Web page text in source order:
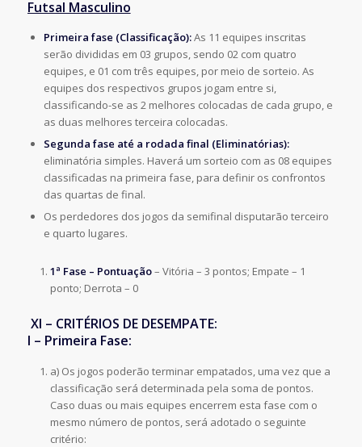
Futsal Masculino
Primeira fase (Classificação):As 11 equipes inscritas
serão divididas em 03 grupos, sendo 02 com quatro
equipes, e 01 com três equipes, por meio de sorteio. As
equipes dos respectivos grupos jogam entre si,
classificando-se as 2 melhores colocadas de cada grupo, e
as duas melhores terceira colocadas.
Segunda fase até a rodada final (Eliminatórias):
eliminatória simples. Haverá um sorteio com as 08 equipes
classificadas na primeira fase, para definir os confrontos
das quartas de final.
Os perdedores dos jogos da semifinal disputarão terceiro
e quarto lugares.
1ª Fase – Pontuação– Vitória – 3 pontos; Empate – 1
ponto; Derrota – 0
XI – CRITÉRIOS DE DESEMPATE:
I – Primeira Fase:
a) Os jogos poderão terminar empatados, uma vez que a
classificação será determinada pela soma de pontos.
Caso duas ou mais equipes encerrem esta fase com o
mesmo número de pontos, será adotado o seguinte
critério: